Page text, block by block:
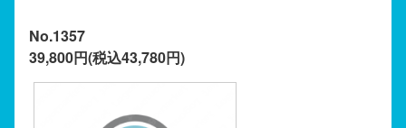
No.1357
39,800円(税込43,780円)